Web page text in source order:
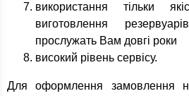
використання тільки
виготовлення
прослужать Вам довгі роки
високий рівень сервісу.
Для оформлення замовлення